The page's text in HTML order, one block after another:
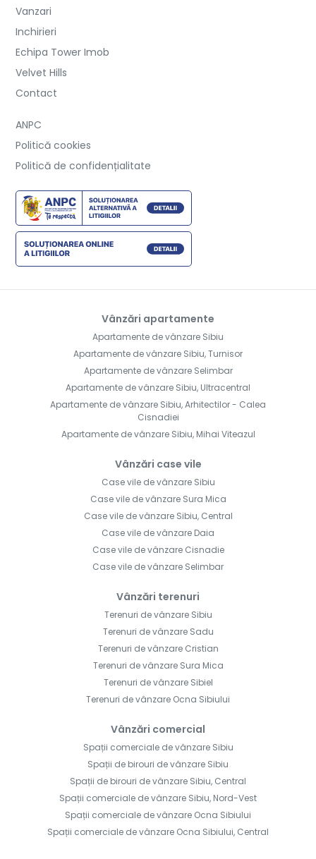
Vanzari
Inchirieri
Echipa Tower Imob
Velvet Hills
Contact
ANPC
Politică cookies
Politică de confidențialitate
Vânzări apartamente
Apartamente de vânzare Sibiu
Apartamente de vânzare Sibiu, Turnisor
Apartamente de vânzare Selimbar
Apartamente de vânzare Sibiu, Ultracentral
Apartamente de vânzare Sibiu, Arhitectilor - Calea
Cisnadiei
Apartamente de vânzare Sibiu, Mihai Viteazul
Vânzări case vile
Case vile de vânzare Sibiu
Case vile de vânzare Sura Mica
Case vile de vânzare Sibiu, Central
Case vile de vânzare Daia
Case vile de vânzare Cisnadie
Case vile de vânzare Selimbar
Vânzări terenuri
Terenuri de vânzare Sibiu
Terenuri de vânzare Sadu
Terenuri de vânzare Cristian
Terenuri de vânzare Sura Mica
Terenuri de vânzare Sibiel
Terenuri de vânzare Ocna Sibiului
Vânzări comercial
Spații comerciale de vânzare Sibiu
Spații de birouri de vânzare Sibiu
Spații de birouri de vânzare Sibiu, Central
Spații comerciale de vânzare Sibiu, Nord-Vest
Spații comerciale de vânzare Ocna Sibiului
Spații comerciale de vânzare Ocna Sibiului, Central